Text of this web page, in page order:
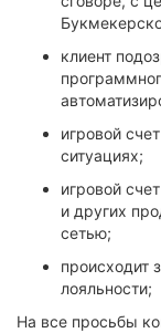
клиент
игровой
ситуациях;
игровой
и других
сетью;
происходит
лояльности;
На все просьбы